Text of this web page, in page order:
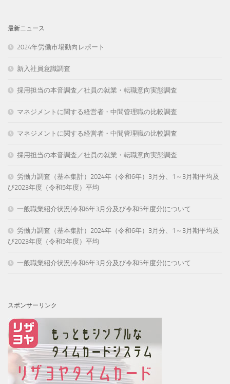
最新ニュース
2024年労働市場動向レポート
新入社員意識調査
採用担当の本音調査／社員の就業・転職意向実態調査
マネジメントに関する経営者・中間管理職の比較調査
マネジメントに関する経営者・中間管理職の比較調査
採用担当の本音調査／社員の就業・転職意向実態調査
労働力調査（基本集計）2024年（令和6年）3月分、1～3月期平均及
び2023年度（令和5年度）平均
一般職業紹介状況(令和6年3月分及び令和5年度分)について
労働力調査（基本集計）2024年（令和6年）3月分、1～3月期平均及
び2023年度（令和5年度）平均
一般職業紹介状況(令和6年3月分及び令和5年度分)について
スポンサーリンク